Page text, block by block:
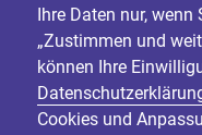
Ihre Daten nur,
„Zustimmen und
können Ihre
Cookies und